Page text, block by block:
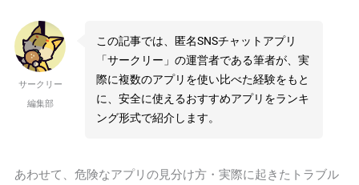
サークリー
編集部
この記事では、匿名SNSチャットアプリ
「サークリー」の運営者である筆者が、実
際に複数のアプリを使い比べた経験をもと
に、安全に使えるおすすめアプリをランキ
ング形式で紹介します。
あわせて、危険なアプリの見分け方・実際に起きたトラブル